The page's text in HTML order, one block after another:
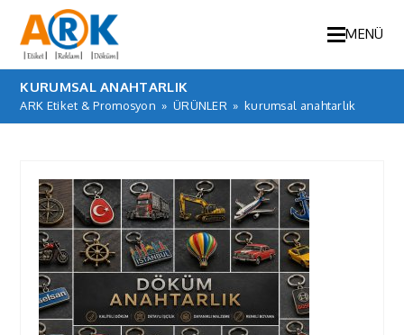
MENÜ
KURUMSAL ANAHTARLIK
ARK Etiket & Promosyon » ÜRÜNLER » kurumsal anahtarlık